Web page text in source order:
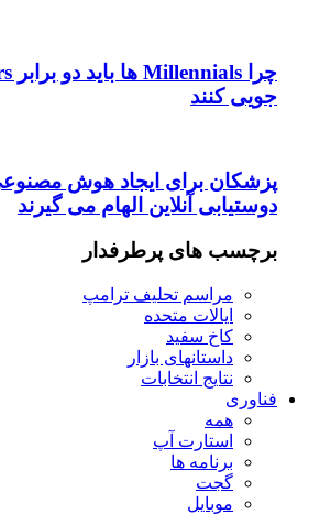
جویی کنند
پزشکان برای ایجاد هوش
دوستیابی آنلاین الهام می گیرند
برچسب های پرطرفدار
مراسم تحلیف ترامپ
ایالات متحده
کاخ سفید
داستانهای بازار
نتایج انتخابات
فناوری
همه
استارت آپ
برنامه ها
گجت
موبایل